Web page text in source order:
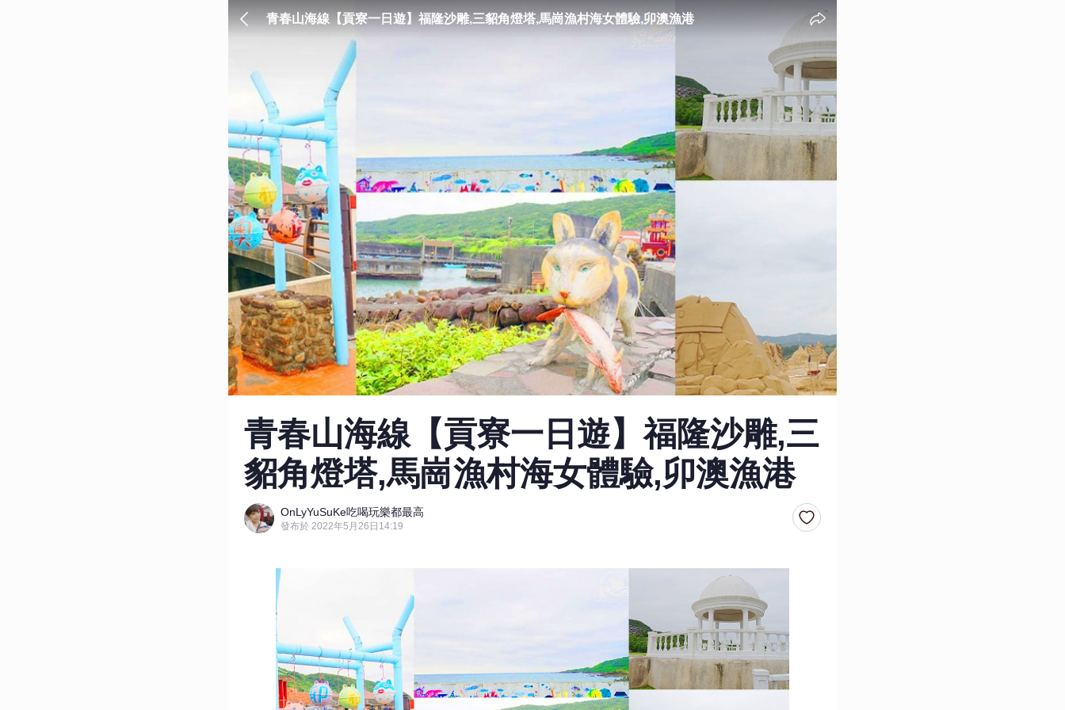
青春山海線【貢寮一日遊】福隆沙雕,三貂角燈塔,馬崗漁村海女體驗,卯澳漁港
青春山海線【貢寮一日遊】福隆沙雕,三
貂角燈塔,馬崗漁村海女體驗,卯澳漁港
OnLyYuSuKe吃喝玩樂都最高
發布於 2022年5月26日14:19